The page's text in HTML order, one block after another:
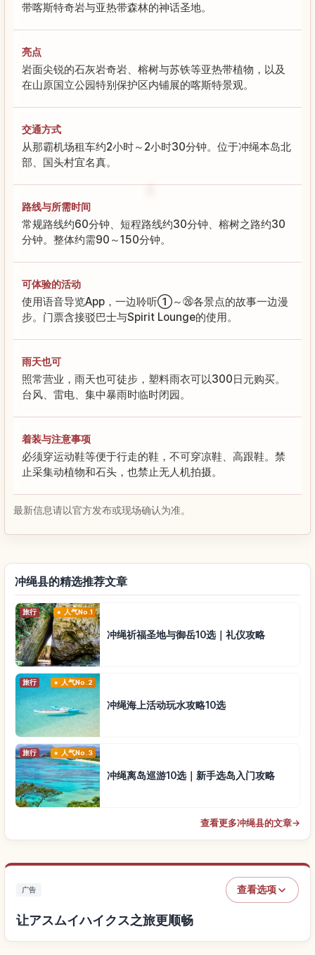
带喀斯特奇岩与亚热带森林的神话圣地。
亮点
岩面尖锐的石灰岩奇岩、榕树与苏铁等亚热带植物，以及
在山原国立公园特别保护区内铺展的喀斯特景观。
交通方式
从那霸机场租车约2小时～2小时30分钟。位于冲绳本岛北
部、国头村宜名真。
路线与所需时间
常规路线约60分钟、短程路线约30分钟、榕树之路约30
分钟。整体约需90～150分钟。
可体验的活动
使用语音导览App，一边聆听①～㉖各景点的故事一边漫
步。门票含接驳巴士与Spirit Lounge的使用。
雨天也可
照常营业，雨天也可徒步，塑料雨衣可以300日元购买。
台风、雷电、集中暴雨时临时闭园。
着装与注意事项
必须穿运动鞋等便于行走的鞋，不可穿凉鞋、高跟鞋。禁
止采集动植物和石头，也禁止无人机拍摄。
最新信息请以官方发布或现场确认为准。
冲绳县的精选推荐文章
旅行 人气No.1
冲绳祈福圣地与御岳10选｜礼仪攻略
旅行 人气No.2
冲绳海上活动玩水攻略10选
旅行 人气No.3
冲绳离岛巡游10选｜新手选岛入门攻略
查看更多冲绳县的文章→
广告 查看选项
让アスムイハイクス之旅更顺畅